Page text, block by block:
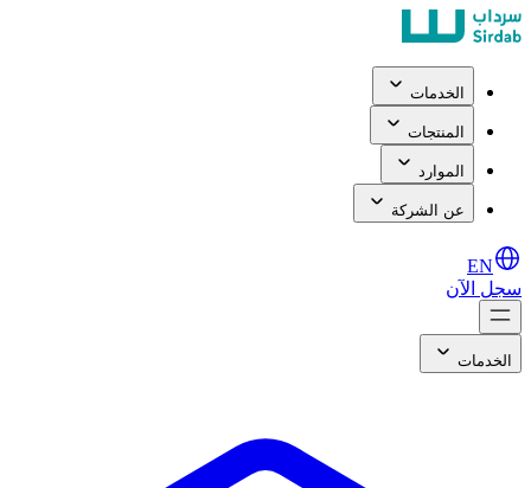
الخدمات
المنتجات
الموارد
عن الشركة
EN
سجل الآن
الخدمات